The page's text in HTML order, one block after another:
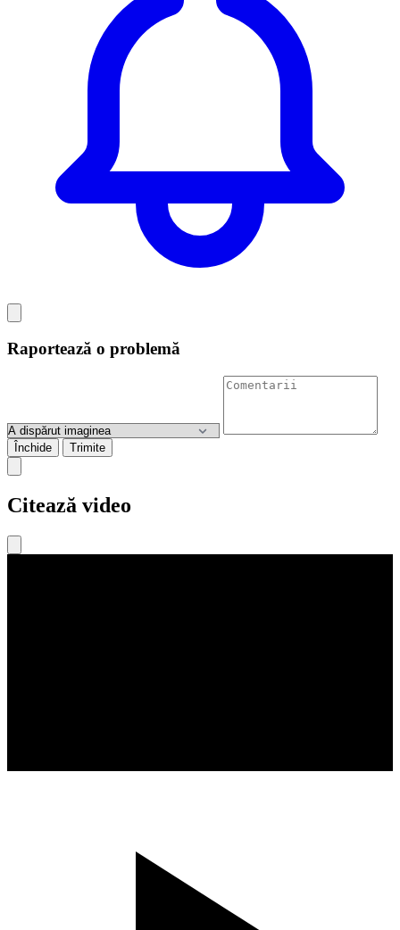
Raportează o problemă
Închide Trimite
Citează video